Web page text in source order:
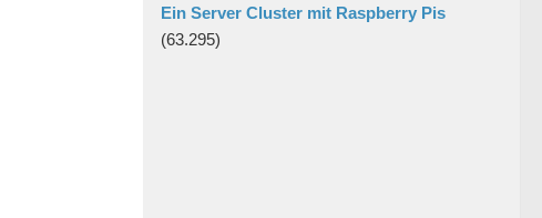
Ein Server Cluster mit Raspberry Pis
(63.295)